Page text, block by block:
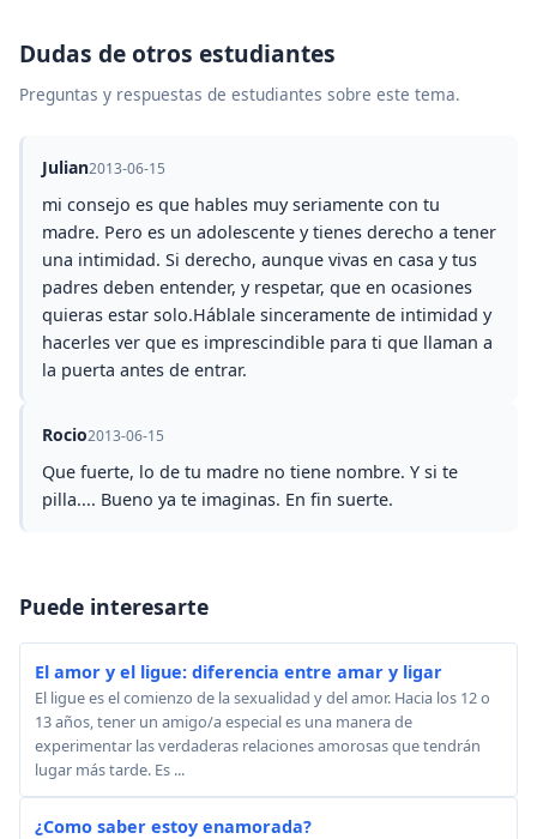
Dudas de otros estudiantes
Preguntas y respuestas de estudiantes sobre este tema.
Julian2013-06-15
mi consejo es que hables muy seriamente con tu
madre. Pero es un adolescente y tienes derecho a tener
una intimidad. Si derecho, aunque vivas en casa y tus
padres deben entender, y respetar, que en ocasiones
quieras estar solo.Háblale sinceramente de intimidad y
hacerles ver que es imprescindible para ti que llaman a
la puerta antes de entrar.
Rocio2013-06-15
Que fuerte, lo de tu madre no tiene nombre. Y si te
pilla.... Bueno ya te imaginas. En fin suerte.
Puede interesarte
El amor y el ligue: diferencia entre amar y ligar
El ligue es el comienzo de la sexualidad y del amor. Hacia los 12 o
13 años, tener un amigo/a especial es una manera de
experimentar las verdaderas relaciones amorosas que tendrán
lugar más tarde. Es ...
¿Como saber estoy enamorada?